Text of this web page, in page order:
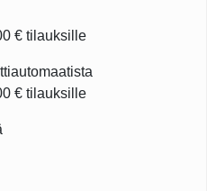
€ tilauksille
€ tilauksille